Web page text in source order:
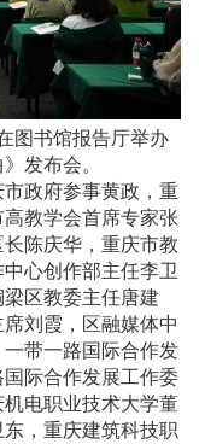
书馆报告厅举办
发布会。
政府参事黄政，重
教学会首席专家张
陈庆华，重庆市教
心创作部主任李卫
区教委主任唐建
刘霞，区融媒体中
带一路国际合作发
际合作发展工作委
电职业技术大学董
，重庆建筑科技职